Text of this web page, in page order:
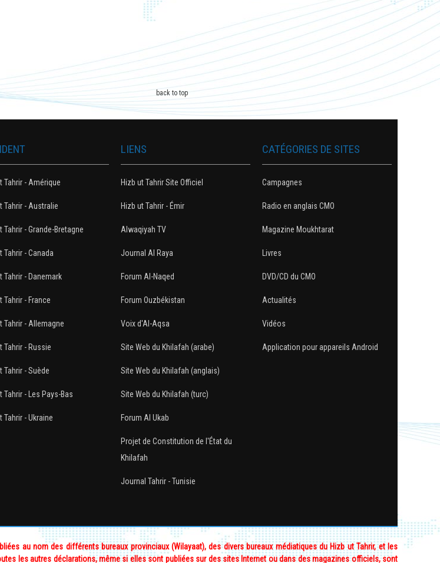
back to top
CATÉGORIES DE SITES
Campagnes
Radio en anglais CMO
Magazine Moukhtarat
Livres
DVD/CD du CMO
Actualités
Vidéos
Application pour appareils Android
LIENS
Hizb ut Tahrir Site Officiel
Hizb ut Tahrir - Émir
Alwaqiyah TV
Journal Al Raya
Forum Al-Naqed
Forum Ouzbékistan
Voix d'Al-Aqsa
Site Web du Khilafah (arabe)
Site Web du Khilafah (anglais)
Site Web du Khilafah (turc)
Forum Al Ukab
Projet de Constitution de l'État du
Khilafah
Journal Tahrir - Tunisie
Tahrir - Amérique
Tahrir - Australie
Tahrir - Grande-Bretagne
Tahrir - Canada
Tahrir - Danemark
Tahrir - France
Tahrir - Allemagne
Tahrir - Russie
Tahrir - Suède
Tahrir - Les Pays-Bas
Tahrir - Ukraine
au nom des différents bureaux provinciaux (Wilayaat), des divers bureaux médiatiques du Hizb ut Tahrir, et les
les autres déclarations, même si elles sont publiées sur des sites Internet ou dans des magazines officiels, sont